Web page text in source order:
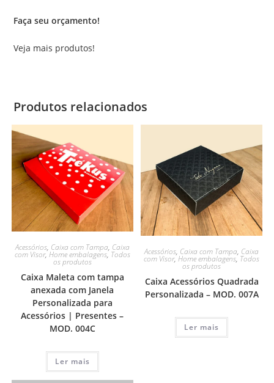
Faça seu orçamento!
Veja mais produtos!
Produtos relacionados
Acessórios, Caixa com Tampa, Caixa
com Visor,Home embalagens, Todos
os produtos
Caixa Maleta com tampa
anexada com Janela
Personalizada para
Acessórios | Presentes –
MOD. 004C
Ler mais
Acessórios, Caixa com Tampa, Caixa
com Visor,Home embalagens, Todos
os produtos
Caixa Acessórios Quadrada
Personalizada – MOD. 007A
Ler mais